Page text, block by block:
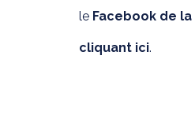
le Facebook de
cliquant ici.